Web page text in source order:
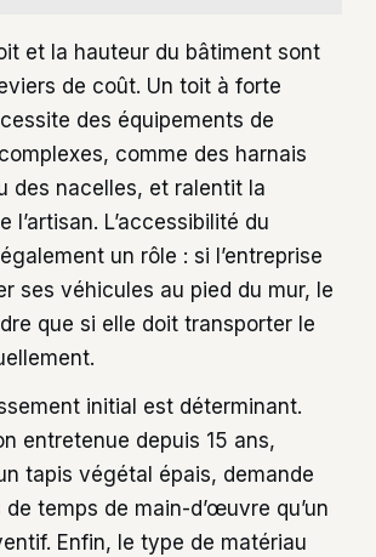
et la hauteur du bâtiment sont
de coût. Un toit à forte
des équipements de
comme des harnais
des nacelles, et ralentit la
l’artisan. L’accessibilité du
un rôle : si l’entreprise
ses véhicules au pied du mur, le
que si elle doit transporter le
initial est déterminant.
entretenue depuis 15 ans,
tapis végétal épais, demande
temps de main-d’œuvre qu’un
Enfin, le type de matériau